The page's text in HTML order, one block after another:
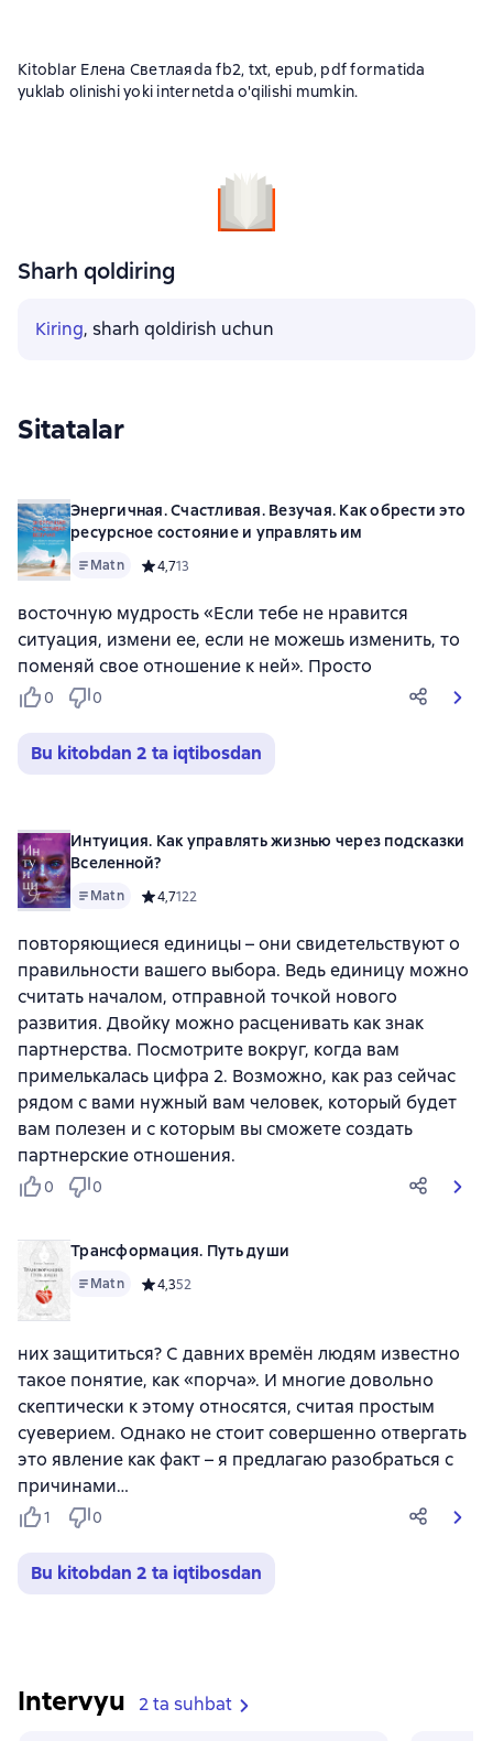
Kitoblar Елена Светлаяda fb2, txt, epub, pdf formatida
yuklab olinishi yoki internetda o'qilishi mumkin.
Sharh qoldiring
Kiring, sharh qoldirish uchun
Sitatalar
Энергичная. Счастливая. Везучая. Как обрести это
ресурсное состояние и управлять им
Matn Средний рейтинг 4,7 на основе 13 оценок
4,713
восточную мудрость «Если тебе не нравится
ситуация, измени ее, если не можешь изменить, то
поменяй свое отношение к ней». Просто
0 0
Bu kitobdan 2 ta iqtibosdan
Интуиция. Как управлять жизнью через подсказки
Вселенной?
Matn Средний рейтинг 4,7 на основе 122 оценок
4,7122
повторяющиеся единицы – они свидетельствуют о
правильности вашего выбора. Ведь единицу можно
считать началом, отправной точкой нового
развития. Двойку можно расценивать как знак
партнерства. Посмотрите вокруг, когда вам
примелькалась цифра 2. Возможно, как раз сейчас
рядом с вами нужный вам человек, который будет
вам полезен и с которым вы сможете создать
партнерские отношения.
0 0
Трансформация. Путь души
Matn Средний рейтинг 4,3 на основе 52 оценок
4,352
них защититься? С давних времён людям известно
такое понятие, как «порча». И многие довольно
скептически к этому относятся, считая простым
суеверием. Однако не стоит совершенно отвергать
это явление как факт – я предлагаю разобраться с
причинами…
1 0
Bu kitobdan 2 ta iqtibosdan
Intervyu 2 ta suhbat